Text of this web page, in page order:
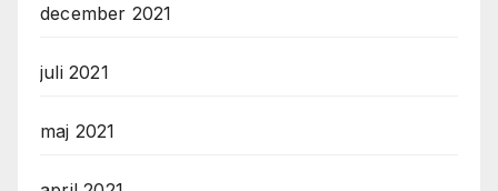
december 2021
juli 2021
maj 2021